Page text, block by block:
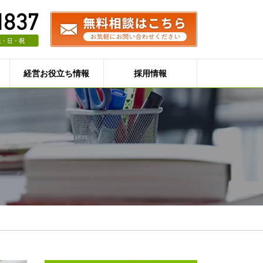
経営お役立ち情報 採用情報